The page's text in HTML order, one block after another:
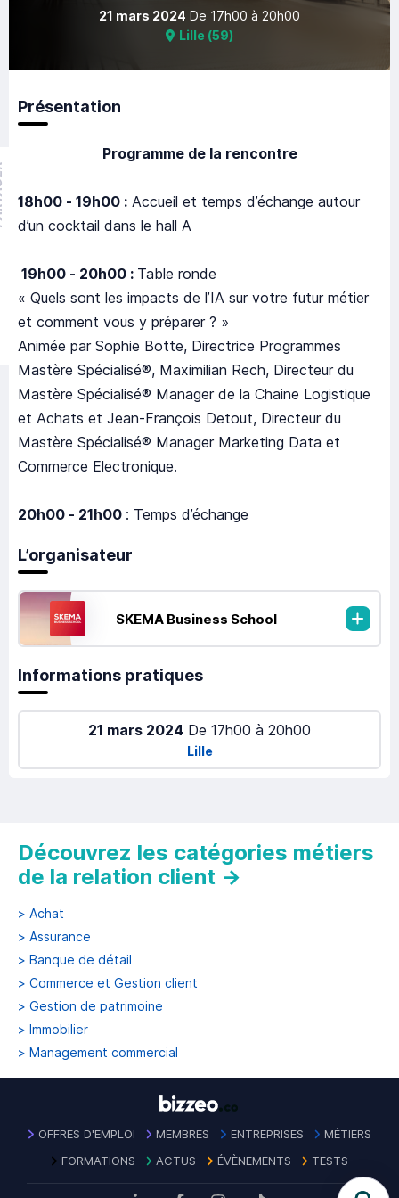
21 mars 2024 De 17h00 à 20h00
Lille (59)
Présentation
Programme de la rencontre
18h00 - 19h00 : Accueil et temps d’échange autour
d’un cocktail dans le hall A
19h00 - 20h00 : Table ronde
« Quels sont les impacts de l’IA sur votre futur métier
et comment vous y préparer ? »
Animée par Sophie Botte, Directrice Programmes
Mastère Spécialisé®, Maximilian Rech, Directeur du
Mastère Spécialisé® Manager de la Chaine Logistique
et Achats et Jean-François Detout, Directeur du
Mastère Spécialisé® Manager Marketing Data et
Commerce Electronique.
20h00 - 21h00 : Temps d’échange
L’organisateur
SKEMA Business School
Informations pratiques
21 mars 2024 De 17h00 à 20h00
Lille
Découvrez les catégories métiers
de la relation client →
> Achat
> Assurance
> Banque de détail
> Commerce et Gestion client
> Gestion de patrimoine
> Immobilier
> Management commercial
OFFRES D'EMPLOI MEMBRES ENTREPRISES
MÉTIERS
FORMATIONS
ACTUS ÉVÈNEMENTS TESTS